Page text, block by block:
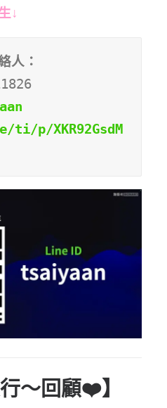
↓
人：
p/XKR92GsdM
～回顧❤️】